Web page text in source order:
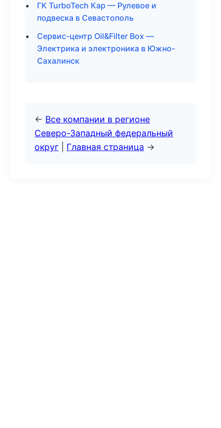
ГК TurboTech Кар — Рулевое и
подвеска в Севастополь
Сервис-центр Oil&Filter Box —
Электрика и электроника в Южно-
Сахалинск
← Все компании в регионе
Северо-Западный федеральный
округ
Главная страница →